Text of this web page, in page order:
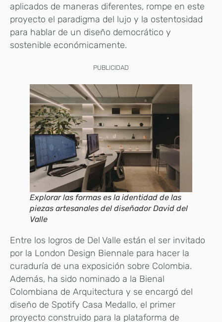
aplicados de maneras diferentes, rompe en este
proyecto el paradigma del lujo y la ostentosidad
para hablar de un diseño democrático y
sostenible económicamente.
PUBLICIDAD
Explorar las formas es la identidad de las
piezas artesanales del diseñador David del
Valle
Entre los logros de Del Valle están el ser invitado
por la London Design Biennale para hacer la
curaduría de una exposición sobre Colombia.
Además, ha sido nominado a la Bienal
Colombiana de Arquitectura y se encargó del
diseño de Spotify Casa Medallo, el primer
proyecto construido para la plataforma de